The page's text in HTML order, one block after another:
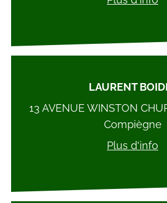
LAURENT
13 AVENUE WINSTON
Compiègne
Plus d'info